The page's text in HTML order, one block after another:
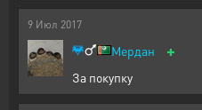
9 Июл 2017
Мердан +
За покупку